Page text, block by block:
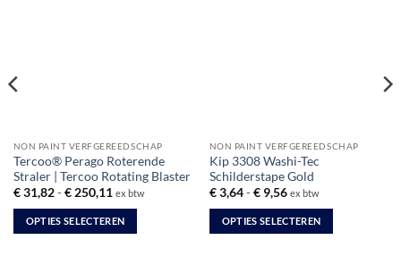
NON PAINT VERFGEREEDSCHAP
Tercoo® Perago Roterende
Straler | Tercoo Rotating Blaster
€31,82 - €250,11 Prijsklasse:
tot
€ 250,11
ex btw
OPTIES SELECTEREN
NON PAINT VERFGEREEDSCHAP
Kip 3308 Washi-Tec
Schilderstape Gold
€3,64 - €9,56Prijsklasse:
tot
€ 9,56
ex btw
OPTIES SELECTEREN